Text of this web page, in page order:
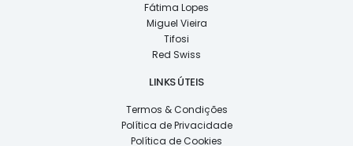
Fátima Lopes
Miguel Vieira
Tifosi
Red Swiss
LINKS ÚTEIS
Termos & Condições
Política de Privacidade
Política de Cookies